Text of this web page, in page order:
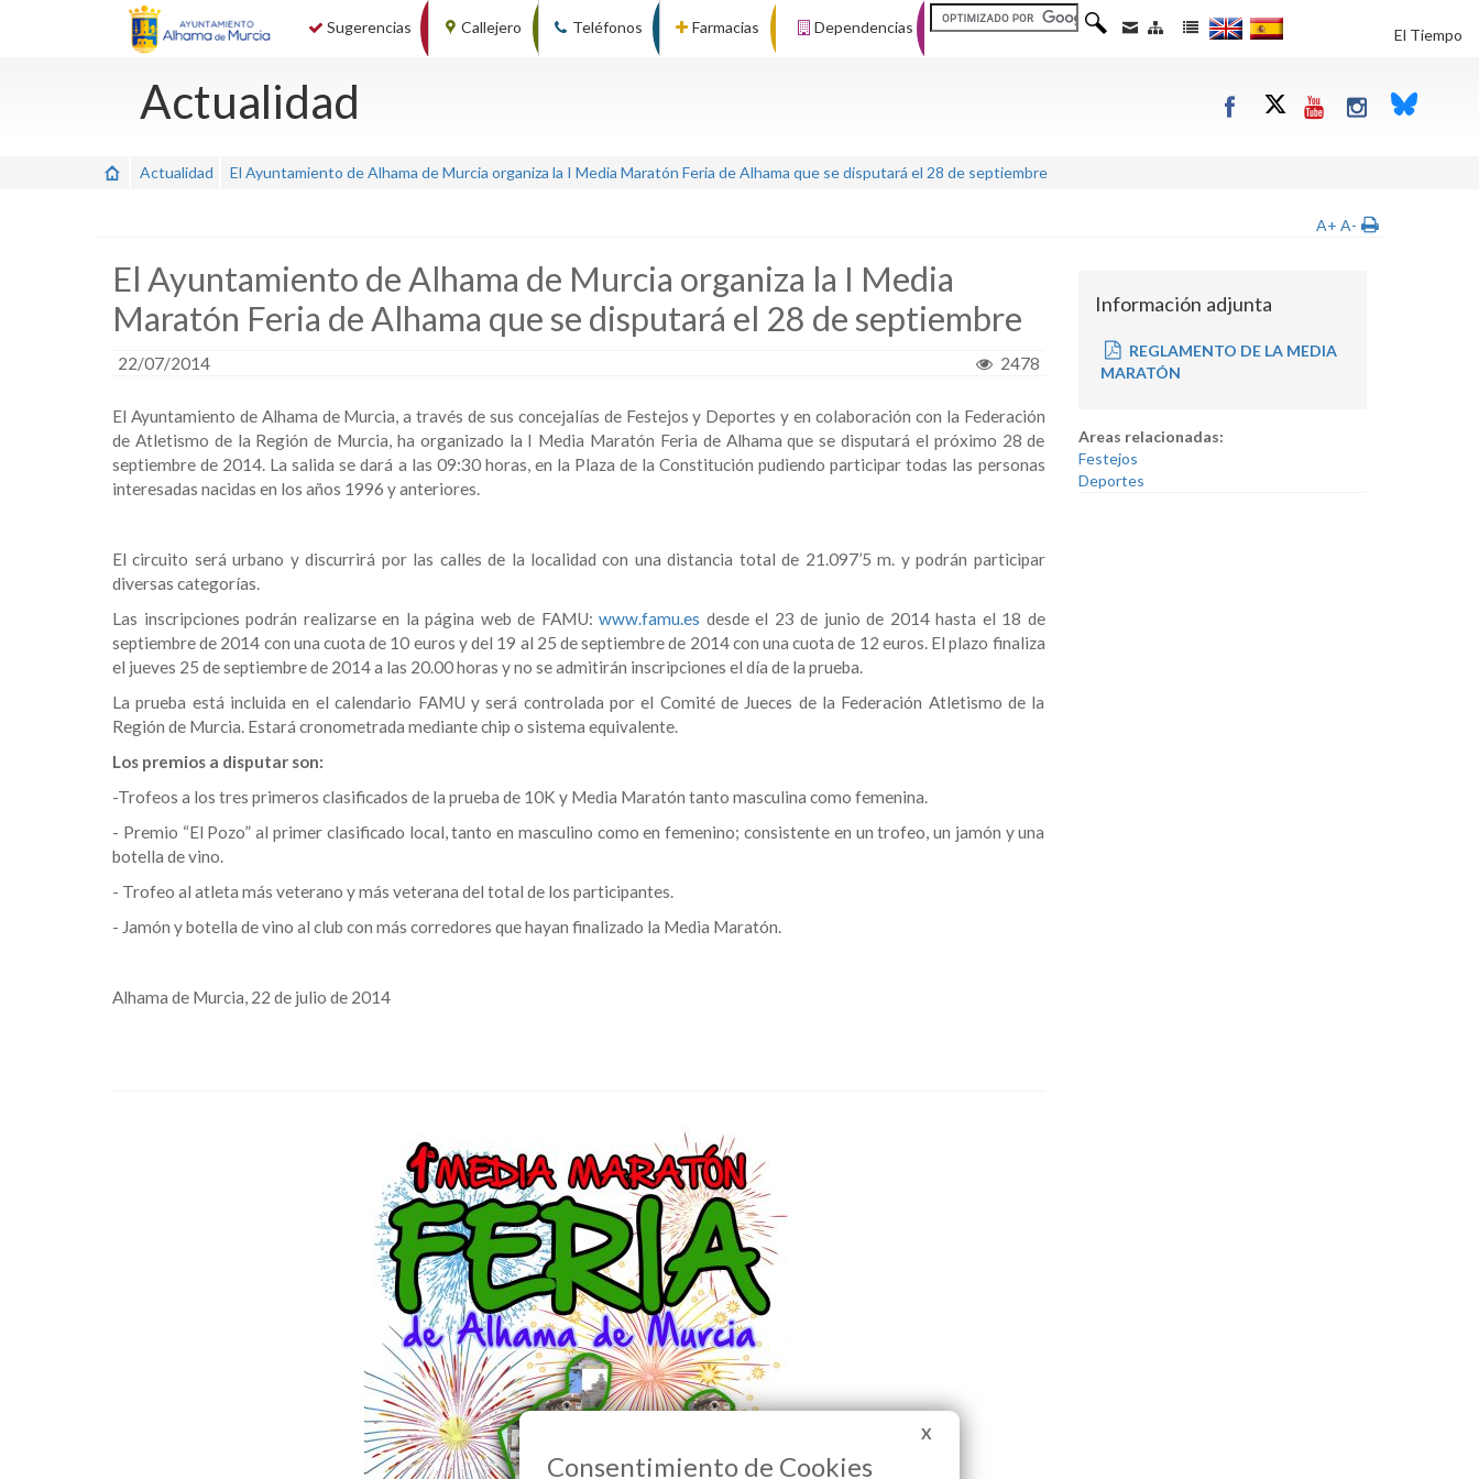
Sugerencias Callejero Teléfonos Farmacias Dependencias El Tiempo
Actualidad
Actualidad El Ayuntamiento de Alhama de Murcia organiza la I Media Maratón Feria de Alhama que se disputará el 28 de septiembre
A+ A-
El Ayuntamiento de Alhama de Murcia organiza la I Media
Maratón Feria de Alhama que se disputará el 28 de septiembre
22/07/2014 2478
El Ayuntamiento de Alhama de Murcia, a través de sus concejalías de Festejos y Deportes y en colaboración con la Federación
de Atletismo de la Región de Murcia, ha organizado la I Media Maratón Feria de Alhama que se disputará el próximo 28 de
septiembre de 2014. La salida se dará a las 09:30 horas, en la Plaza de la Constitución pudiendo participar todas las personas
interesadas nacidas en los años 1996 y anteriores.
El circuito será urbano y discurrirá por las calles de la localidad con una distancia total de 21.097’5 m. y podrán participar
diversas categorías.
Las inscripciones podrán realizarse en la página web de FAMU: www.famu.es desde el 23 de junio de 2014 hasta el 18 de
septiembre de 2014 con una cuota de 10 euros y del 19 al 25 de septiembre de 2014 con una cuota de 12 euros. El plazo finaliza
el jueves 25 de septiembre de 2014 a las 20.00 horas y no se admitirán inscripciones el día de la prueba.
La prueba está incluida en el calendario FAMU y será controlada por el Comité de Jueces de la Federación Atletismo de la
Región de Murcia. Estará cronometrada mediante chip o sistema equivalente.
Los premios a disputar son:
-Trofeos a los tres primeros clasificados de la prueba de 10K y Media Maratón tanto masculina como femenina.
- Premio “El Pozo” al primer clasificado local, tanto en masculino como en femenino; consistente en un trofeo, un jamón y una
botella de vino.
- Trofeo al atleta más veterano y más veterana del total de los participantes.
- Jamón y botella de vino al club con más corredores que hayan finalizado la Media Maratón.
Alhama de Murcia, 22 de julio de 2014
Información adjunta
REGLAMENTO DE LA MEDIA
MARATÓN
Areas relacionadas:
Festejos
Deportes
X
Consentimiento de Cookies